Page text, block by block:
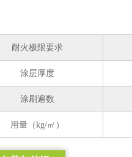
耐火极限要求
涂层厚度
涂刷遍数
用量（kg/㎡）